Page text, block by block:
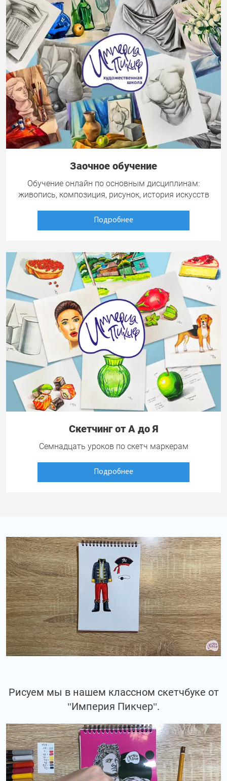
Заочное обучение
Обучение онлайн по основным дисциплинам:
живопись, композиция, рисунок, история искусств
Подробнее
Скетчинг от А до Я
Семнадцать уроков по скетч маркерам
Подробнее
Рисуем мы в нашем классном скетчбуке от
"Империя Пикчер".